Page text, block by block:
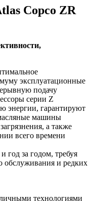
Copco ZR
эксплуатационные
подачу
серии Z
энергии, гарантируют
машины
а также
всего времени
год за годом, требуя
обслуживания и редких
технологиями